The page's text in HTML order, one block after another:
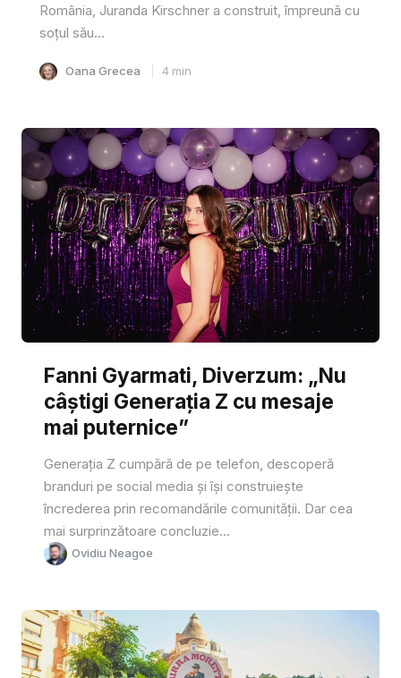
România, Juranda Kirschner a construit, împreună cu
soțul său...
Oana Grecea 4 min
Fanni Gyarmati, Diverzum: „Nu
câștigi Generația Z cu mesaje
mai puternice”
Generația Z cumpără de pe telefon, descoperă
branduri pe social media și își construiește
încrederea prin recomandările comunității. Dar cea
mai surprinzătoare concluzie...
Ovidiu Neagoe